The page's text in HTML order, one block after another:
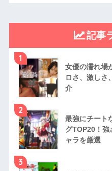
記事
1
女優の濡れ場
ロさ、激しさ
介
2
最強にチート
グTOP20！強
ャラを厳選
3